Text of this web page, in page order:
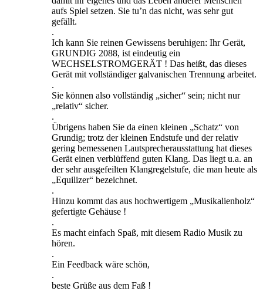
aufs Spiel setzen. Sie tu’n das nicht, was sehr gut
gefällt.
.
Ich kann Sie reinen Gewissens beruhigen: Ihr Gerät,
GRUNDIG 2088, ist eindeutig ein
WECHSELSTROMGERÄT ! Das heißt, das dieses
Gerät mit vollständiger galvanischen Trennung arbeitet.
.
Sie können also vollständig „sicher“ sein; nicht nur
„relativ“ sicher.
.
Übrigens haben Sie da einen kleinen „Schatz“ von
Grundig; trotz der kleinen Endstufe und der relativ
gering bemessenen Lautsprecherausstattung hat dieses
Gerät einen verblüffend guten Klang. Das liegt u.a. an
der sehr ausgefeilten Klangregelstufe, die man heute als
„Equilizer“ bezeichnet.
.
Hinzu kommt das aus hochwertigem „Musikalienholz“
gefertigte Gehäuse !
.
Es macht einfach Spaß, mit diesem Radio Musik zu
hören.
.
Ein Feedback wäre schön,
.
beste Grüße aus dem Faß !